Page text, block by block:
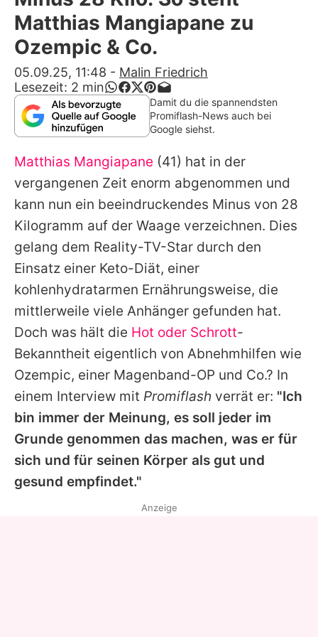
Alle Themen auf Promiflash
Jobs
App runterladen
Team
Redaktionelle Richtlinien
Impressum
Datenschutzerklärung
Nutzungsbedingungen
Utiq verwalten
Matthias Mangiapane zu
Ozempic & Co.
05.09.25, 11:48 - Malin Friedrich
Lesezeit: 2 min
Damit du die spannendsten
Promiflash-News auch bei
Google siehst.
Matthias Mangiapane (41) hat in der
vergangenen Zeit enorm abgenommen und
kann nun ein beeindruckendes Minus von 28
Kilogramm auf der Waage verzeichnen. Dies
gelang dem Reality-TV-Star durch den
Einsatz einer Keto-Diät, einer
kohlenhydratarmen Ernährungsweise, die
mittlerweile viele Anhänger gefunden hat.
Doch was hält die Hot oder Schrott-
Bekanntheit eigentlich von Abnehmhilfen wie
Ozempic, einer Magenband-OP und Co.? In
einem Interview mit Promiflash verrät er: "Ich
bin immer der Meinung, es soll jeder im
Grunde genommen das machen, was er für
sich und für seinen Körper als gut und
gesund empfindet."
Anzeige